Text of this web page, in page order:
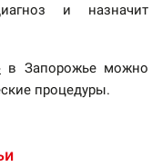
и назначит
в Запорожье можно
процедуры.